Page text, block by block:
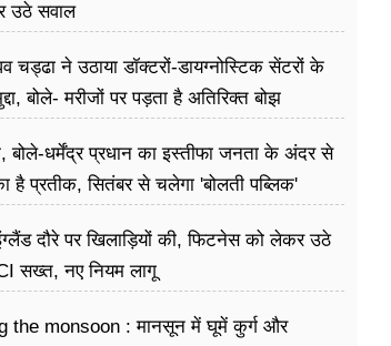
उठे सवाल
चड्ढा ने उठाया डॉक्टरों-डायग्नोस्टिक सेंटरों के
बोले- मरीजों पर पड़ता है अ​तिरिक्त बोझ
बोले-धर्मेंद्र प्रधान का इस्तीफा जनता के अंदर से
है प्रतीक, सितंबर से चलेगा 'बोलती पब्लिक'
दौरे पर खिलाड़ियों की, फिटनेस को लेकर उठे
सख्त, नए नियम लागू
the monsoon : मानसून में घूमें कुर्ग और